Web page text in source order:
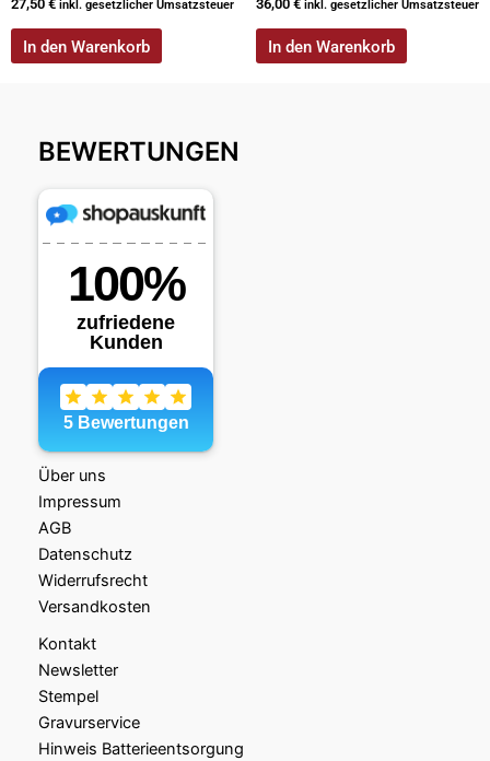
27,50 € inkl. gesetzlicher Umsatzsteuer
In den Warenkorb
36,00 € inkl. gesetzlicher Umsatzsteuer
In den Warenkorb
BEWERTUNGEN
Über uns
Impressum
AGB
Datenschutz
Widerrufsrecht
Versandkosten
Kontakt
Newsletter
Stempel
Gravurservice
Hinweis Batterieentsorgung